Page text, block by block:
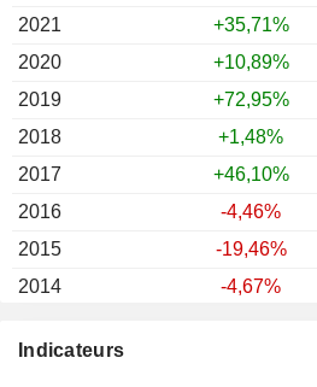
Indicateurs
2021
+35,71%
2020
+10,89%
2019
+72,95%
2018
+1,48%
2017
+46,10%
2016
-4,46%
2015
-19,46%
2014
-4,67%
2012